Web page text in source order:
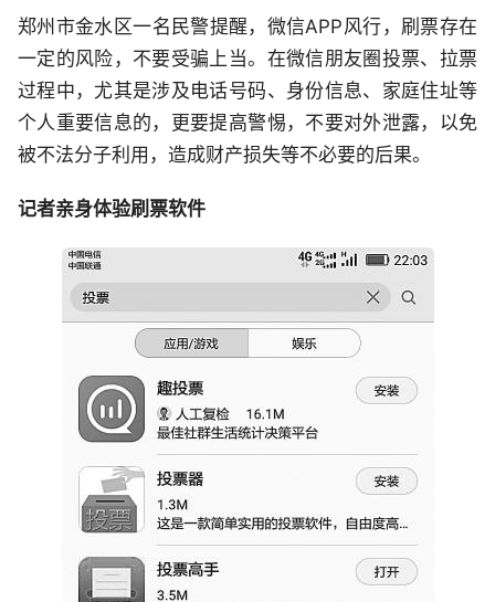
郑州市金水区一名民警提醒，微信APP风行，刷票存在
一定的风险，不要受骗上当。在微信朋友圈投票、拉票
过程中，尤其是涉及电话号码、身份信息、家庭住址等
个人重要信息的，更要提高警惕，不要对外泄露，以免
被不法分子利用，造成财产损失等不必要的后果。
记者亲身体验刷票软件